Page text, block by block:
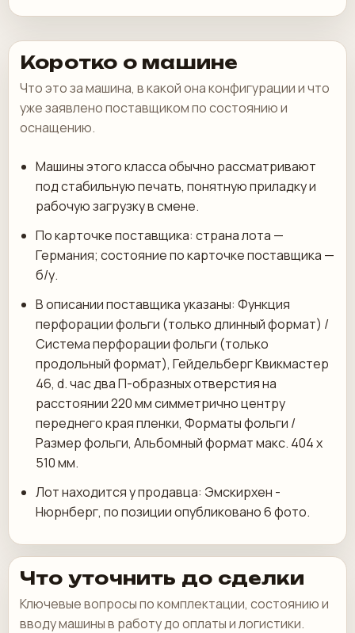
Коротко о машине
Что это за машина, в какой она конфигурации и что
уже заявлено поставщиком по состоянию и
оснащению.
Машины этого класса обычно рассматривают
под стабильную печать, понятную приладку и
рабочую загрузку в смене.
По карточке поставщика: страна лота —
Германия; состояние по карточке поставщика —
б/у.
В описании поставщика указаны: Функция
перфорации фольги (только длинный формат) /
Система перфорации фольги (только
продольный формат), Гейдельберг Квикмастер
46, d. час два П-образных отверстия на
расстоянии 220 мм симметрично центру
переднего края пленки, Форматы фольги /
Размер фольги, Альбомный формат макс. 404 х
510 мм.
Лот находится у продавца: Эмскирхен -
Нюрнберг, по позиции опубликовано 6 фото.
Что уточнить до сделки
Ключевые вопросы по комплектации, состоянию и
вводу машины в работу до оплаты и логистики.